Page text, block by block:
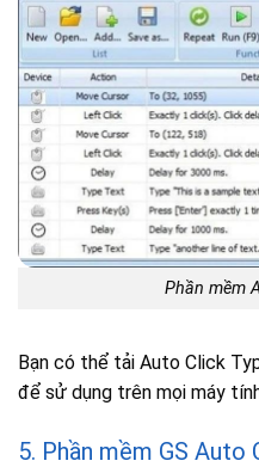
Phần mềm
Bạn có thể tải Auto Click
để sử dụng trên mọi máy
5. Phần mềm GS Auto